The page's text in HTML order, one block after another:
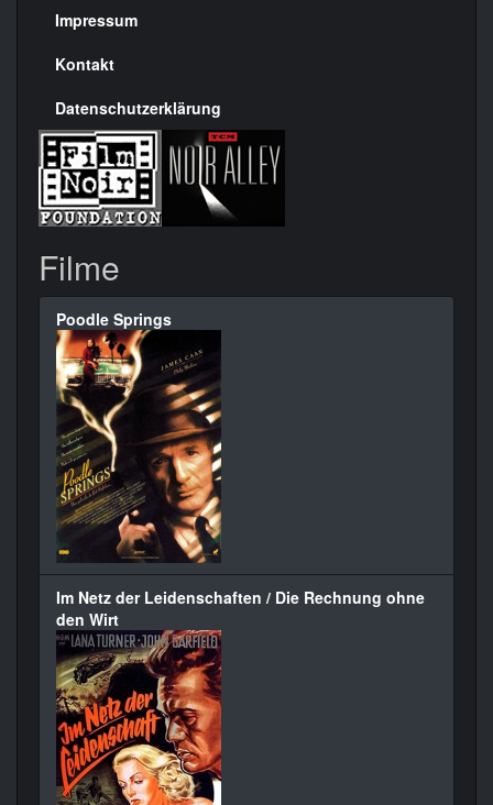
Seite
Impressum
Kontakt
Datenschutzerklärung
Filme
Poodle Springs
Im Netz der Leidenschaften / Die Rechnung ohne
den Wirt